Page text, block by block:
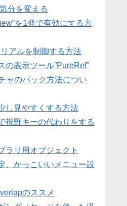
分を変える
を1発で有効にする方
アルを制御する方法
の表示ツール”PureRef”
ャのパック方法につい
し見やすくする方法
視野キーの代わりをする
ラリ用オブジェクト
、かっこいいメニュー設
のススメ